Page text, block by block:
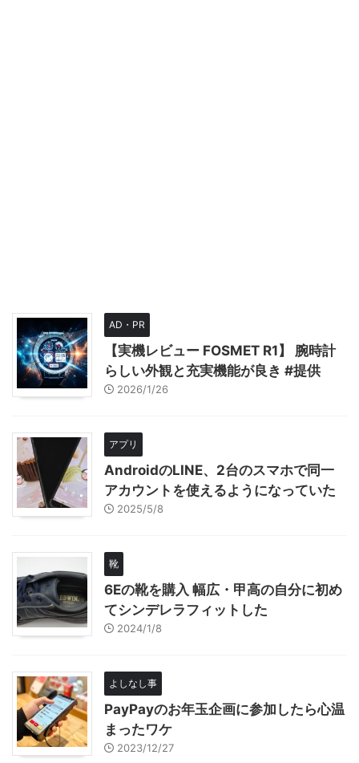
AD・PR
【実機レビュー FOSMET R1】 腕時計
らしい外観と充実機能が良き #提供
2026/1/26
アプリ
AndroidのLINE、2台のスマホで同一
アカウントを使えるようになっていた
2025/5/8
靴
6Eの靴を購入 幅広・甲高の自分に初め
てシンデレラフィットした
2024/1/8
よしなし事
PayPayのお年玉企画に参加したら心温
まったワケ
2023/12/27